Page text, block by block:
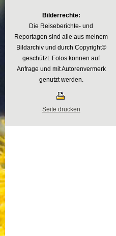
Bilderrechte:
Die Reiseberichte- und
Reportagen sind alle aus meinem
Bildarchiv und durch Copyright©
geschützt. Fotos können auf
Anfrage und mit Autorenvermerk
genutzt werden.
Seite drucken